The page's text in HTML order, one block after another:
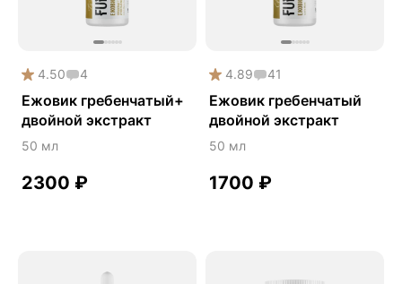
Здоровый микробиом
Здоровье легких
Здоровье почек
Йохимбе
Каштан конский
Китайский кордицепс
Кордицепс
4.50 4
Ежовик гребенчатый+
двойной экстракт
50 мл
2300 ₽
4.89 41
Ежовик гребенчатый
двойной экстракт
50 мл
1700 ₽